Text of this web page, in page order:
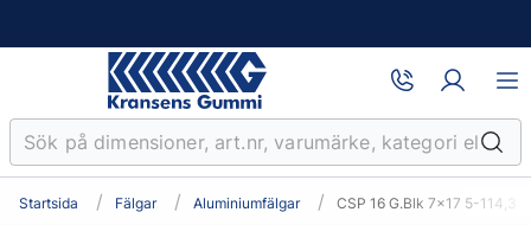
Startsida Fälgar Aluminiumfälgar CSP 16 G.Blk 7x17 5-114,3